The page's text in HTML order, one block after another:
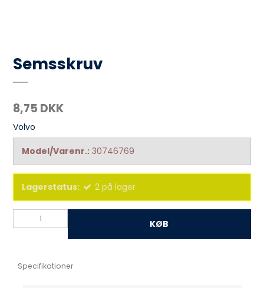
Semsskruv
8,75 DKK
Volvo
Model/Varenr.: 30746769
Lagerstatus: 2 på lager
KØB
Specifikationer